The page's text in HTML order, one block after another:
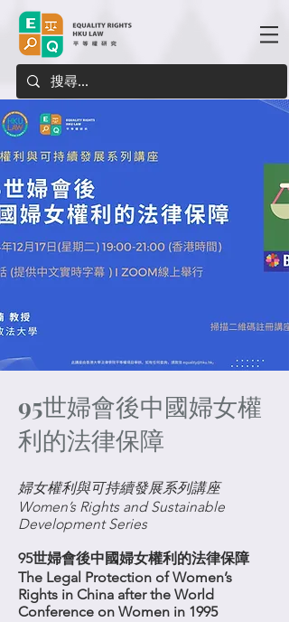
95世婦會後中國婦女權
利的法律保障
婦女權利與可持續發展系列講座
Women’s Rights and Sustainable
Development Series
95世婦會後中國婦女權利的法律保障
The Legal Protection of Women’s
Rights in China after the World
Conference on Women in 1995